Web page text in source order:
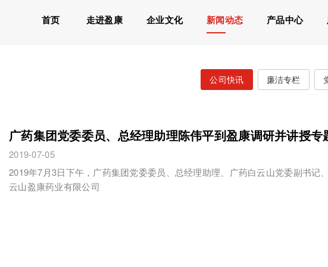
首页 走进盈康 企业文化 新闻动态 产品中心
公司快讯 廉洁专栏
广药集团党委委员、总经理助理陈伟平到盈康调研并讲授专
2019-07-05
2019年7月3日下午，广药集团党委委员、总经理助理、广药白云山党委副书记
云山盈康药业有限公司